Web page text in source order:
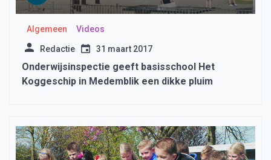
Algemeen Videos
Redactie 31 maart 2017
Onderwijsinspectie geeft basisschool Het
Koggeschip in Medemblik een dikke pluim